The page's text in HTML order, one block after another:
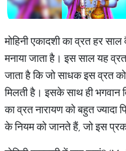
मोहिनी एकादशी का व्रत हर
मनाया जाता है। इस साल यह
जाता है कि जो साधक इस व्रत
मिलती है। इसके साथ ही भगवान
का व्रत नारायण को बहुत ज्यादा
के नियम को जानते हैं, जो इस